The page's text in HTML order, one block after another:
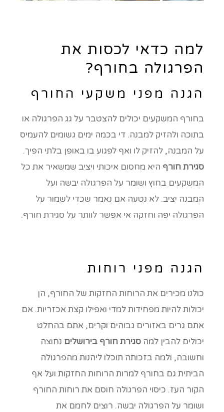
למה כדאי לכסות את
הפרגולה בחורף?
הגנה מפני משקעי החורף
בחורף המשקעים יכולים להצטבר על גג הפרגולה או
בתוכה ולהזיק למבנה. די בכמה ימים גשומים להעמיס
על המבנה, להזיק לו ואף לפגוע בו באופן בלתי הפיך.
סגירת חורף היא מחסום איכותי ויציב שמשאיר את כל
המשקעים בחוץ ושומר על הפרגולה יבשה ועל
המבנה יציב. לא נטעה אם נאמר שכדי לשמור על
הפרגולה יפה וחזקה אי אפשר לוותר על סגירת חורף.
הגנה מפני רוחות
כולנו מכירים את הרוחות החזקות של החורף, הן
יכולות להיות מפחידות למדי ואפילו קצת אכזריות. אם
אתם גרים באזורים גבוהים וקרים, אתם בהחלט
יכולים להבין למה סגירת חורף בירושלים נחוצה
וחשובה, ולמה בזכותה תוכלו ליהנות מהפרגולה
הביתית גם בחורף למרות הרוחות החזקות ועל אף
הקור העז. כיסוי הפרגולה חוסם את רוחות החורף
ושומר על הפרגולה יבשה. רוצים לחמם את